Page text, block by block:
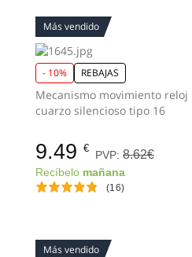
Más vendido
- 10% REBAJAS
Mecanismo movimiento reloj
cuarzo silencioso tipo 16
9.49 €
PVP: 8.62€
Recíbelo mañana
(16)
Más vendido